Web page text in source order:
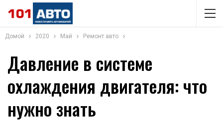
Домой 2020 Май Ремонт авто
Давление в системе
охлаждения двигателя: что
нужно знать